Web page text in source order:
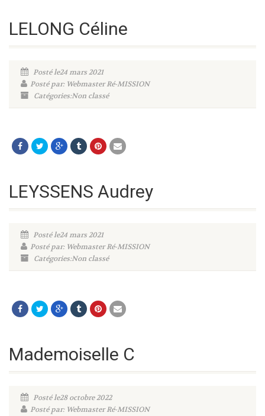
LELONG Céline
Posté le24 mars 2021
Posté par: Webmaster Ré-MISSION
Catégories:Non classé
LEYSSENS Audrey
Posté le24 mars 2021
Posté par: Webmaster Ré-MISSION
Catégories:Non classé
Mademoiselle C
Posté le28 octobre 2022
Posté par: Webmaster Ré-MISSION